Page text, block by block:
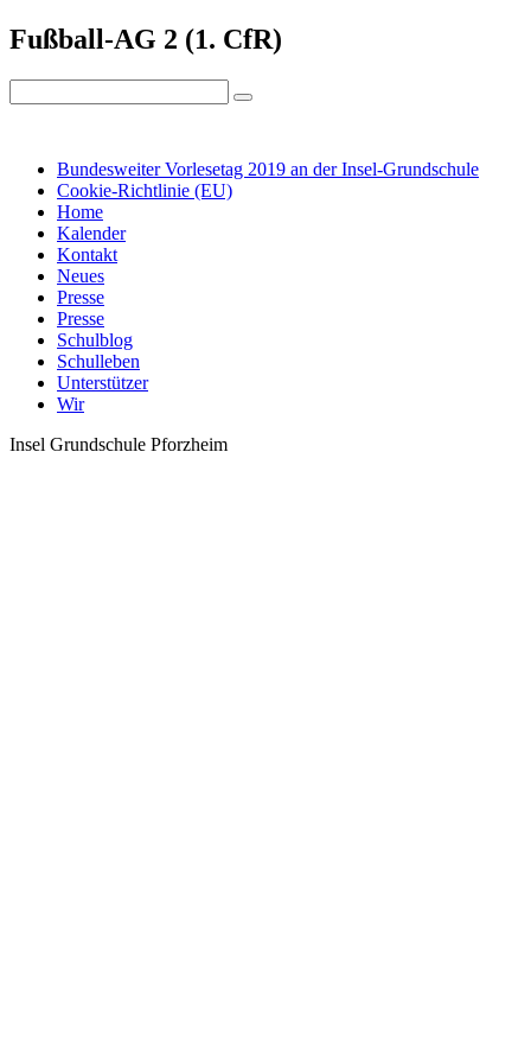
Fußball-AG 2 (1. CfR)
Bundesweiter Vorlesetag 2019 an der Insel-Grundschule
Cookie-Richtlinie (EU)
Home
Kalender
Kontakt
Neues
Presse
Presse
Schulblog
Schulleben
Unterstützer
Wir
Insel Grundschule Pforzheim